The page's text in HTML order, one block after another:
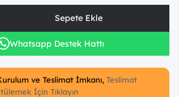
Whatsapp Destek Hattı
ve Teslimat İmkanı, Teslimat
İçin Tıklayın